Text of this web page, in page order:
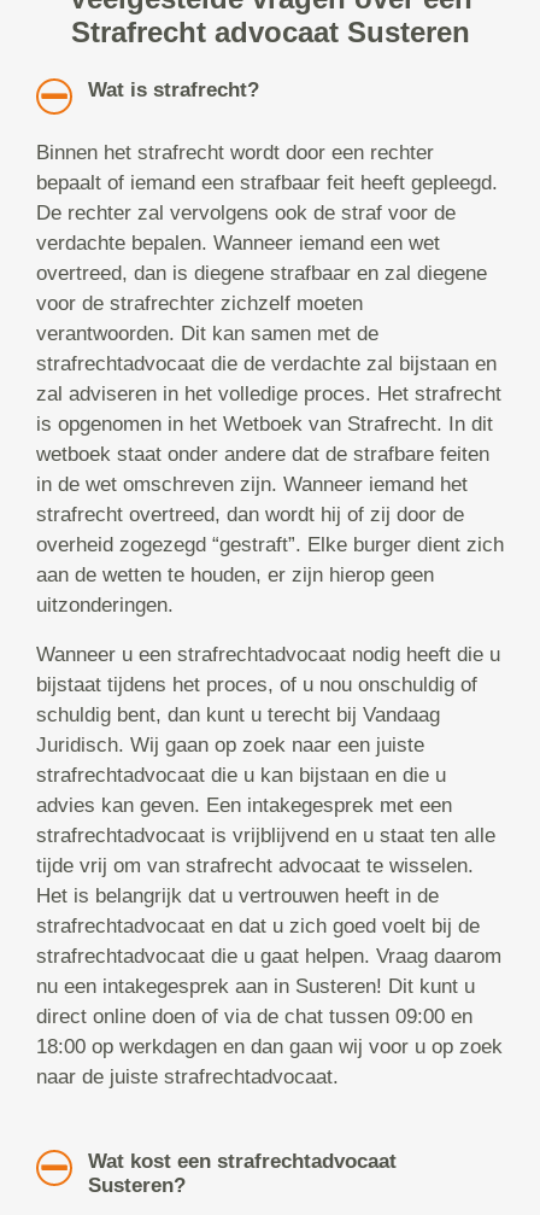
Strafrecht advocaat Susteren
Wat is strafrecht?
Binnen het strafrecht wordt door een rechter
bepaalt of iemand een strafbaar feit heeft gepleegd.
De rechter zal vervolgens ook de straf voor de
verdachte bepalen. Wanneer iemand een wet
overtreed, dan is diegene strafbaar en zal diegene
voor de strafrechter zichzelf moeten
verantwoorden. Dit kan samen met de
strafrechtadvocaat die de verdachte zal bijstaan en
zal adviseren in het volledige proces. Het strafrecht
is opgenomen in het Wetboek van Strafrecht. In dit
wetboek staat onder andere dat de strafbare feiten
in de wet omschreven zijn. Wanneer iemand het
strafrecht overtreed, dan wordt hij of zij door de
overheid zogezegd “gestraft”. Elke burger dient zich
aan de wetten te houden, er zijn hierop geen
uitzonderingen.
Wanneer u een strafrechtadvocaat nodig heeft die u
bijstaat tijdens het proces, of u nou onschuldig of
schuldig bent, dan kunt u terecht bij Vandaag
Juridisch. Wij gaan op zoek naar een juiste
strafrechtadvocaat die u kan bijstaan en die u
advies kan geven. Een intakegesprek met een
strafrechtadvocaat is vrijblijvend en u staat ten alle
tijde vrij om van strafrecht advocaat te wisselen.
Het is belangrijk dat u vertrouwen heeft in de
strafrechtadvocaat en dat u zich goed voelt bij de
strafrechtadvocaat die u gaat helpen. Vraag daarom
nu een intakegesprek aan in Susteren! Dit kunt u
direct online doen of via de chat tussen 09:00 en
18:00 op werkdagen en dan gaan wij voor u op zoek
naar de juiste strafrechtadvocaat.
Wat kost een strafrechtadvocaat
Susteren?